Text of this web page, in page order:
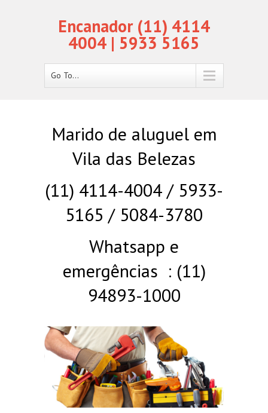
Encanador (11) 4114
4004 | 5933 5165
Go To...
Marido de aluguel em
Vila das Belezas
(11) 4114-4004 / 5933-
5165 / 5084-3780
Whatsapp e
emergências : (11)
94893-1000